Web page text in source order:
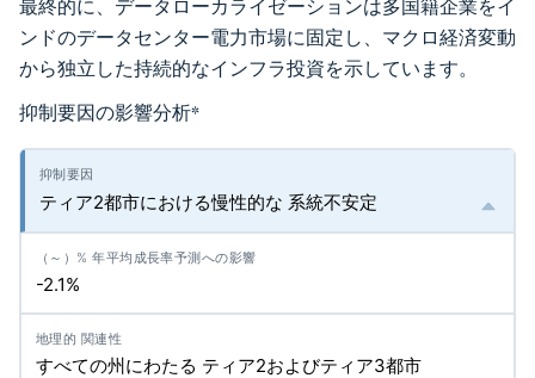
最終的に、データローカライゼーションは多国籍企業をイ
ンドのデータセンター電力市場に固定し、マクロ経済変動
から独立した持続的なインフラ投資を示しています。
抑制要因の影響分析*
ティア2都市における慢性的な 系統不安定
-2.1%
すべての州にわたる ティア2およびティア3都市